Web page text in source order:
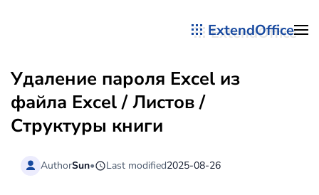
ExtendOffice
Удаление пароля Excel из
файла Excel / Листов /
Структуры книги
AuthorSun• Last modified2025-08-26